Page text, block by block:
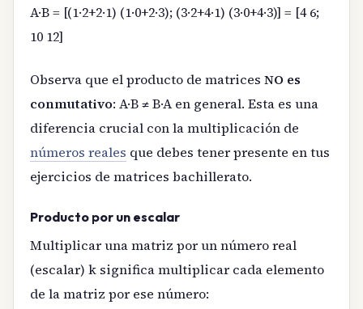
A·B = [(1·2+2·1) (1·0+2·3); (3·2+4·1) (3·0+4·3)] = [4 6;
10 12]
Observa que el producto de matrices NO es
conmutativo: A·B ≠ B·A en general. Esta es una
diferencia crucial con la multiplicación de
números reales que debes tener presente en tus
ejercicios de matrices bachillerato.
Producto por un escalar
Multiplicar una matriz por un número real
(escalar) k significa multiplicar cada elemento
de la matriz por ese número: